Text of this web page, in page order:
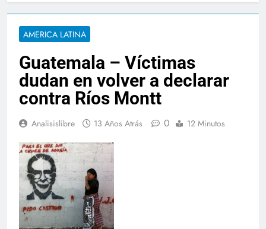
AMERICA LATINA
Guatemala – Víctimas
dudan en volver a declarar
contra Ríos Montt
Analisislibre 13 Años Atrás 0 12 Minutos